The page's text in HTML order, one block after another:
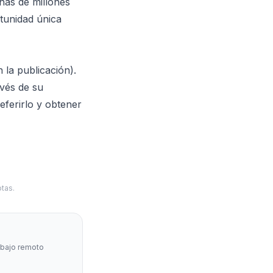
única
la publicación).
de su
y obtener
remoto